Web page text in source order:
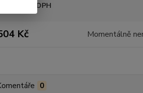
plátci DPH
Kč Momentálně
0